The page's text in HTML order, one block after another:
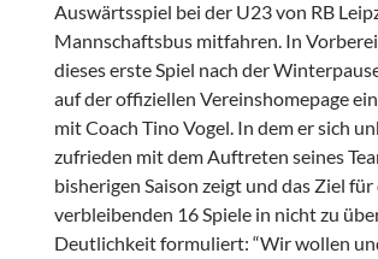
Auswärtsspiel bei der U23 von RB
Mannschaftsbus mitfahren. In
dieses erste Spiel nach der
auf der offiziellen Vereinshomepage
mit Coach Tino Vogel. In dem er sich
zufrieden mit dem Auftreten seines
bisherigen Saison zeigt und das Ziel für
verbleibenden 16 Spiele in nicht zu
Deutlichkeit formuliert: “Wir wollen